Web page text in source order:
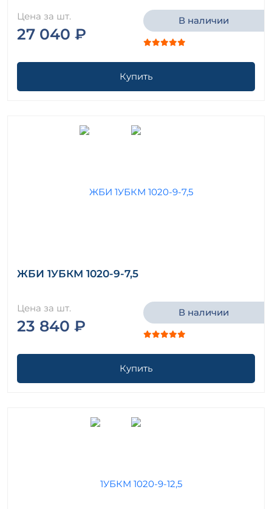
Цена за шт.
27 040 ₽
В наличии
Купить
ЖБИ 1УБКМ 1020-9-7,5
Цена за шт.
23 840 ₽
В наличии
Купить